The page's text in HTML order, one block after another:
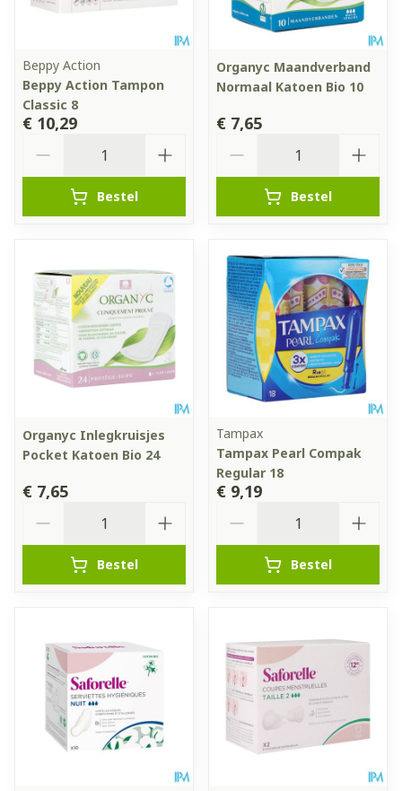
Beppy Action
Beppy Action Tampon
Classic 8
€ 10,29
Bestel
Organyc Maandverband
Normaal Katoen Bio 10
€ 7,65
Bestel
Organyc Inlegkruisjes
Pocket Katoen Bio 24
€ 7,65
Bestel
Tampax
Tampax Pearl Compak
Regular 18
€ 9,19
Bestel